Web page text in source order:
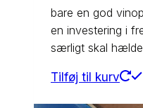
bare en god
en investering i
særligt skal
Tilføj til kurv